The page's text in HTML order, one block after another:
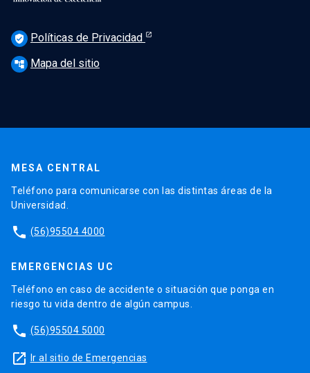
verified_user Políticas de Privacidad
account_tree Mapa del sitio
MESA CENTRAL
Teléfono para comunicarse con las distintas áreas de la
Universidad.
phone (56)95504 4000
EMERGENCIAS UC
Teléfono en caso de accidente o situación que ponga en
riesgo tu vida dentro de algún campus.
phone (56)95504 5000
launch Ir al sitio de Emergencias